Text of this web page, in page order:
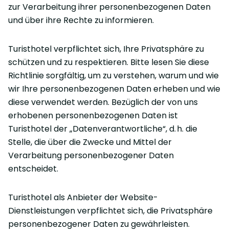
zur Verarbeitung ihrer personenbezogenen Daten
und über ihre Rechte zu informieren.
Turisthotel verpflichtet sich, Ihre Privatsphäre zu
schützen und zu respektieren. Bitte lesen Sie diese
Richtlinie sorgfältig, um zu verstehen, warum und wie
wir Ihre personenbezogenen Daten erheben und wie
diese verwendet werden. Bezüglich der von uns
erhobenen personenbezogenen Daten ist
Turisthotel der „Datenverantwortliche“, d. h. die
Stelle, die über die Zwecke und Mittel der
Verarbeitung personenbezogener Daten
entscheidet.
Turisthotel als Anbieter der Website-
Dienstleistungen verpflichtet sich, die Privatsphäre
personenbezogener Daten zu gewährleisten.